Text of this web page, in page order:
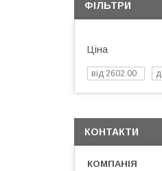
ФІЛЬТРИ
Ціна
КОНТАКТИ